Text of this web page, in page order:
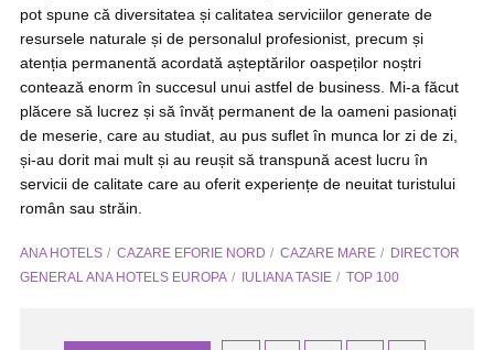
pot spune că diversitatea și calitatea serviciilor generate de
resursele naturale și de personalul profesionist, precum și
atenția permanentă acordată așteptărilor oaspeților noștri
contează enorm în succesul unui astfel de business. Mi-a făcut
plăcere să lucrez și să învăț permanent de la oameni pasionați
de meserie, care au studiat, au pus suflet în munca lor zi de zi,
și-au dorit mai mult și au reușit să transpună acest lucru în
servicii de calitate care au oferit experiențe de neuitat turistului
român sau străin.
ANA HOTELS CAZARE EFORIE NORD CAZARE MARE
DIRECTOR
GENERAL ANA HOTELS EUROPA
IULIANA TASIE TOP 100